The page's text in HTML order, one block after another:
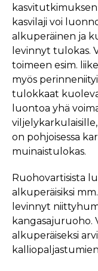
kasvilaji voi
alkuperäinen ja
levinnyt tulokas.
toimeen esim.
myös
tulokkaat
luontoa yhä
on pohjoisessa
muinaistulokas.
Ruohovartisista
alkuperäisiksi
levinnyt
kangasajuruoho.
alkuperäiseksi